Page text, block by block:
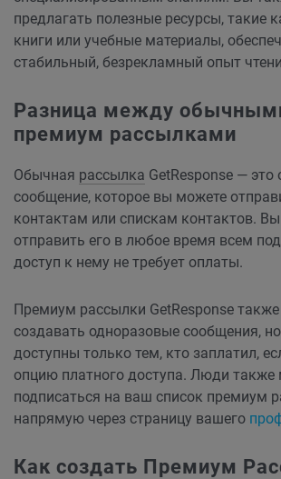
предлагать полезные ресурсы, такие
книги или учебные материалы,
стабильный, безрекламный опыт
Разница между
премиум рассылками
Обычная рассылка GetResponse — это
сообщение, которое вы можете
контактам или спискам контактов.
отправить его в любое время всем
доступ к нему не требует оплаты.
Премиум рассылки GetResponse
создавать одноразовые сообщения,
доступны только тем, кто заплатил,
опцию платного доступа. Люди также
подписаться на ваш список премиум
напрямую через страницу вашего
Как создать Премиум